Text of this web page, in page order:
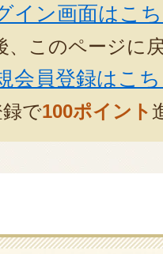
イン画面はこ
、このページに
会員登録はこ
録で100ポイント